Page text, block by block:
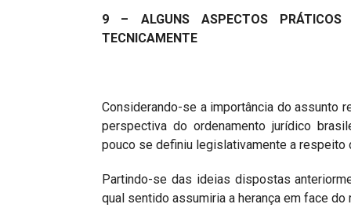
9 – ALGUNS ASPECTOS
TECNICAMENTE
Considerando-se a importância do assunto
perspectiva do ordenamento jurídico
pouco se definiu legislativamente a respeito
Partindo-se das ideias dispostas
qual sentido assumiria a herança em face